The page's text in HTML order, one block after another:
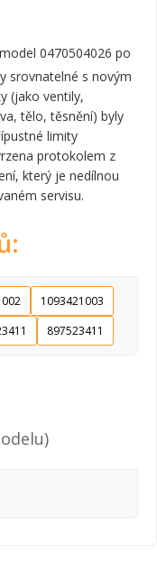
0470504026 po
srovnatelné s novým
(jako ventily,
tělo, těsnění) byly
limity
protokolem z
který je nedílnou
servisu.
1093421003
897523411